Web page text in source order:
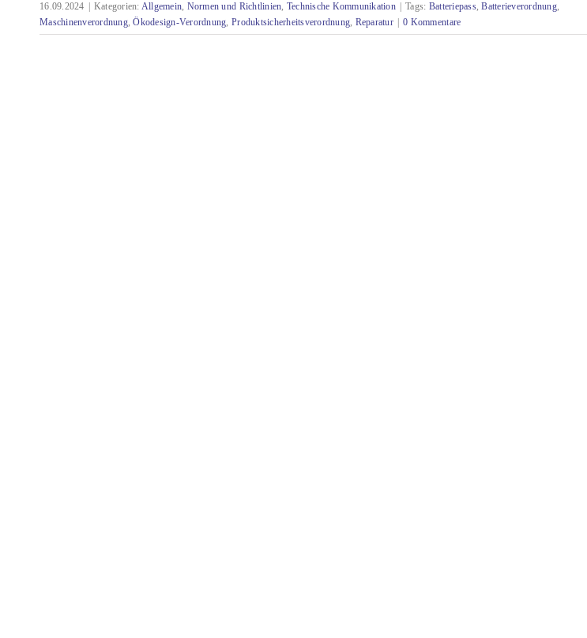
16.09.2024 Kategorien: Allgemein, Normen und Richtlinien, Technische Kommunikation Tags: Batteriepass,Batterieverordnung,
Maschinenverordnung,Ökodesign-Verordnung, Produktsicherheitsverordnung, Reparatur 0 Kommentare